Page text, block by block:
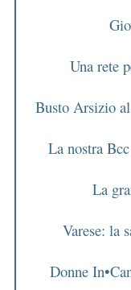
Una rete
Busto Arsizio
La nostra
La
Varese: la
Donne